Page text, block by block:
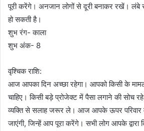
पूरी करेंगे। अनजान लोगों से दूरी बनाकर रखें। लंबे
हो सकती है।
शुभ रंग- काला
शुभ अंक- 8
वृश्चिक राशि:
आज आपका दिन अच्छा रहेगा। आपको किसी के
चाहिए। किसी बड़े प्रोजेक्ट में पैसा लगाने की सोच
व्यक्ति से सलाह जरूर ले। आज आपके ऊपर परिवार
जाएंगी, जिन्हें आप पूरा करेंगे। सभी लोग आपके द्वारा